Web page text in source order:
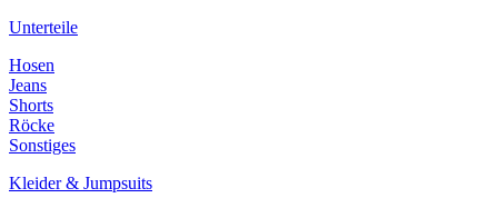
Unterteile
Hosen
Jeans
Shorts
Röcke
Sonstiges
Kleider & Jumpsuits